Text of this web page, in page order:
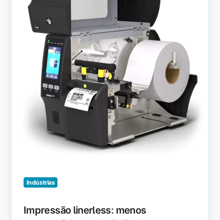
desperdício,
eficiência
Indústrias
Impressão linerless: menos